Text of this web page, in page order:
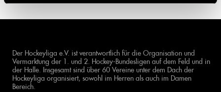
Der Hockeyliga e.V. ist verantwortlich für die Organisation und
Vermarktung der 1. und 2. Hockey-Bundesligen auf dem Feld und in
der Halle. Insgesamt sind über 60 Vereine unter dem Dach der
Hockeyliga organisiert, sowohl im Herren als auch im Damen
Bereich.